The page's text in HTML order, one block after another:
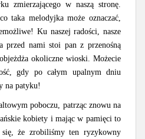
zmierzającego w naszą stronę.
taka melodyjka może oznaczać,
Ku naszej radości, nasze
przed nami stoi pan z przenośną
okoliczne wioski. Możecie
gdy po całym upalnym dniu
na patyku!
poboczu, patrząc znowu na
kobiety i mając w pamięci to
że zrobiliśmy ten ryzykowny